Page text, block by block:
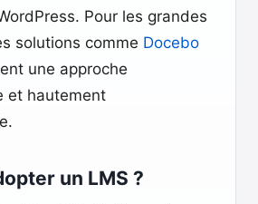
Pour les grandes
solutions comme Docebo
une approche
et hautement
un LMS ?